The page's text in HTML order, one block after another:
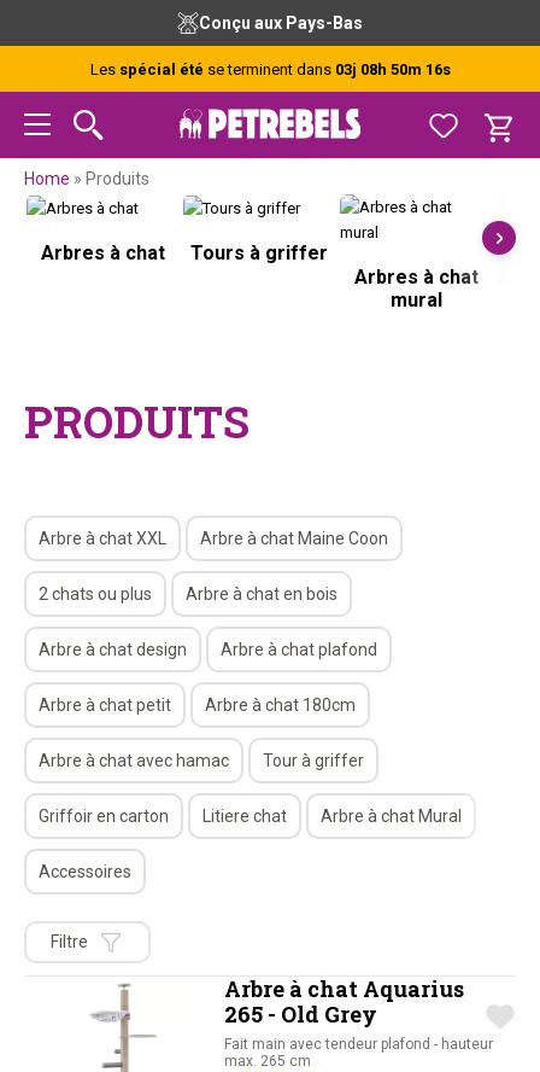
navigation
principale
principal
barre
latérale
principale
de
page
gratuits de nos experts
Les spécial été se terminent dans 03j 08h 50m 16s
Home » Produits
Arbres à chat
Tours à griffer
Arbres à chat
mural
PRODUITS
Arbre à chat XXL Arbre à chat Maine Coon
2 chats ou plus Arbre à chat en bois
Arbre à chat design Arbre à chat plafond
Arbre à chat petit Arbre à chat 180cm
Arbre à chat avec hamac Tour à griffer
Griffoir en carton Litiere chat Arbre à chat Mural
Accessoires
Filtre
Arbre à chat Aquarius
265 - Old Grey
Fait main avec tendeur plafond - hauteur
max. 265 cm